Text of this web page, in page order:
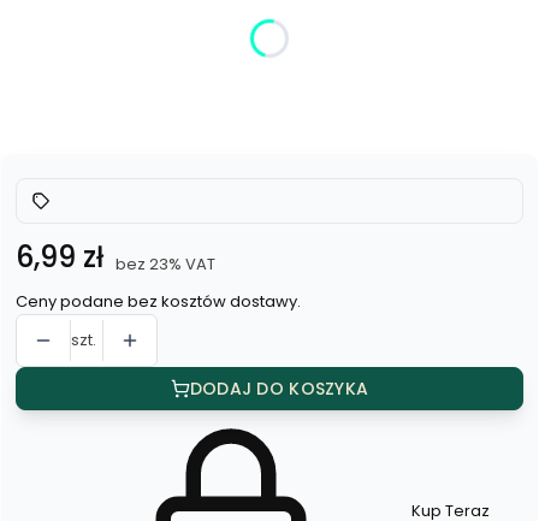
Cena
6,99 zł bez 23% VAT
Ceny podane bez kosztów dostawy.
szt.
DODAJ DO KOSZYKA
Kup Teraz